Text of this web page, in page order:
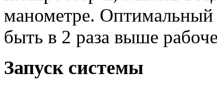
манометре. Оптимальный
быть в 2 раза выше
Запуск системы